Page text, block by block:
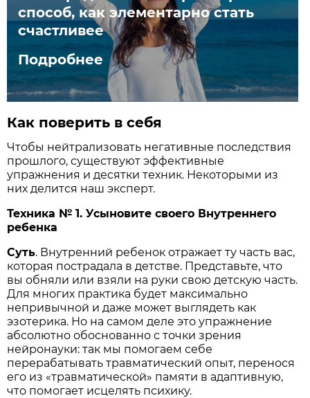
способ, как элементарно стать
счастливее
Подробнее
Как поверить в себя
Чтобы нейтрализовать негативные последствия
прошлого, существуют эффективные
упражнения и десятки техник. Некоторыми из
них делится наш эксперт.
Техника № 1. Усыновите своего Внутреннего
ребенка
Суть. Внутренний ребенок отражает ту часть вас,
которая пострадала в детстве. Представьте, что
вы обняли или взяли на руки свою детскую часть.
Для многих практика будет максимально
непривычной и даже может выглядеть как
эзотерика. Но на самом деле это упражнение
абсолютно обоснованно с точки зрения
нейронауки: так мы помогаем себе
перерабатывать травматический опыт, перенося
его из «травматической» памяти в адаптивную,
что помогает исцелять психику.